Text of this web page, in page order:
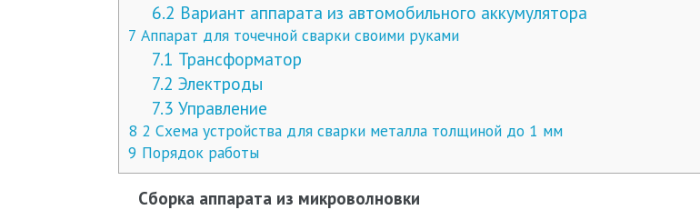
6.2 Вариант аппарата из автомобильного аккумулятора
7 Аппарат для точечной сварки своими руками
7.1 Трансформатор
7.2 Электроды
7.3 Управление
8 2 Схема устройства для сварки металла толщиной до 1 мм
9 Порядок работы
Сборка аппарата из микроволновки